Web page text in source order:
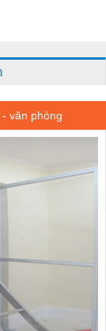
văn phòng